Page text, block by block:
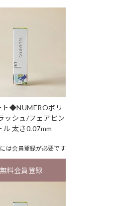
ト◆NUMEROボリ
ッシュ/フェアピン
ル 太さ0.07mm
は会員登録が必要です
無料会員登録